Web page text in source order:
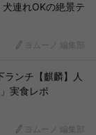
連れOKの絶景テ
ヨムーノ 編集部
ンチ【麒麟】人
実食レポ
ヨムーノ 編集部